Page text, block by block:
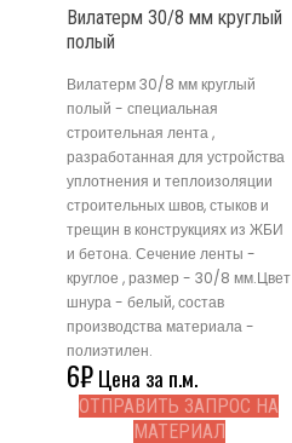
Вилатерм 30/8 мм круглый
полый
Вилатерм 30/8 мм круглый
полый - специальная
строительная лента ,
разработанная для устройства
уплотнения и теплоизоляции
строительных швов, стыков и
трещин в конструкциях из ЖБИ
и бетона. Сечение ленты -
круглое , размер - 30/8 мм.Цвет
шнура - белый, состав
производства материала -
полиэтилен.
6₽Цена за п.м.
ОТПРАВИТЬ ЗАПРОС НА
МАТЕРИАЛ